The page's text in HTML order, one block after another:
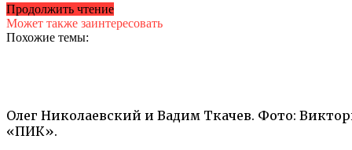
Олег Николаевский и Вадим Ткачев. Фото:
«ПИК».
Продолжить чтение
Может также заинтересовать
Похожие темы: